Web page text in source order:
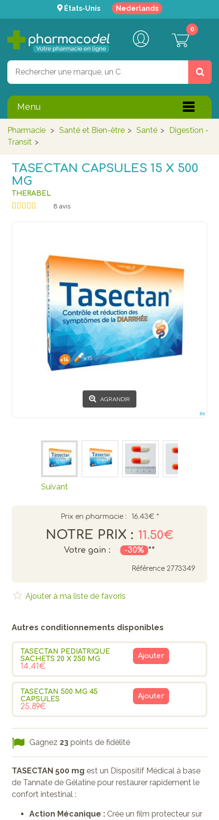
États-Unis Nederlands
0
Menu
Pharmacie > Santé et Bien-être > Santé > Digestion -
Transit >
TASECTAN CAPSULES 15 X 500
MG
THERABEL
8 avis
AGRANDIR
Suivant
Prix en pharmacie : 16.43€ *
NOTRE PRIX : 11.50€
Votre gain : -30% **
Référence 2773349
Ajouter à ma liste de favoris
Autres conditionnements disponibles
TASECTAN PEDIATRIQUE
SACHETS 20 X 250 MG
14.41€
Ajouter
TASECTAN 500 MG 45
CAPSULES
25.89€
Ajouter
Gagnez 23 points de fidélité
TASECTAN 500 mg est un Dispositif Médical à base
de Tannate de Gélatine pour restaurer rapidement le
confort intestinal :
Action Mécanique : Crée un film protecteur sur